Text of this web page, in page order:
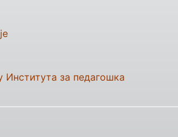
за педагошка